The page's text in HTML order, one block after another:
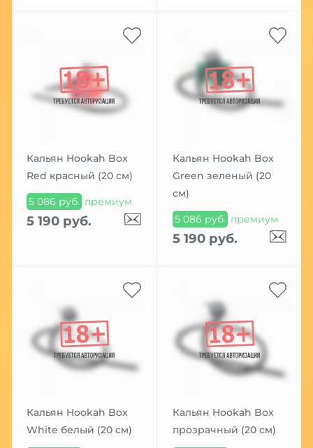
Кальян Hookah Box
Red красный (20 см)
5 086 руб. премиум
5 190 руб.
Кальян Hookah Box
Green зеленый (20
см)
5 086 руб. премиум
5 190 руб.
Кальян Hookah Box
White белый (20 см)
Кальян Hookah Box
прозрачный (20 см)